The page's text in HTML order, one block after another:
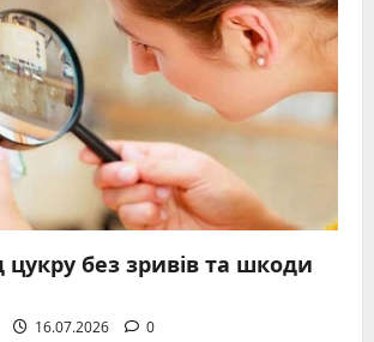
цукру без зривів та шкоди
16.07.2026 0